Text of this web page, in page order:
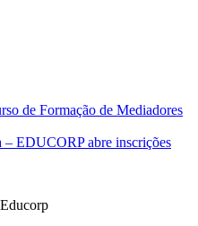
de Formação de Mediadores
– EDUCORP abre inscrições